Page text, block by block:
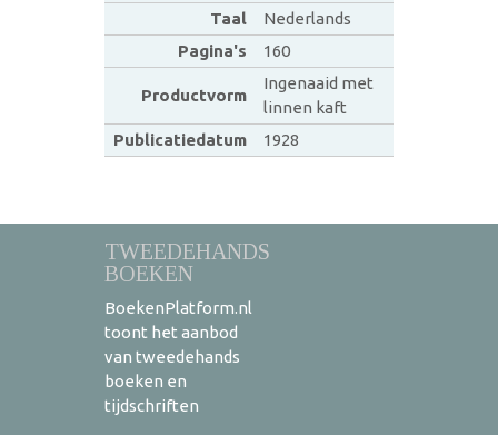
Taal
Nederlands
Pagina's
160
Productvorm
Ingenaaid met
linnen kaft
Publicatiedatum
1928
TWEEDEHANDS
BOEKEN
BoekenPlatform.nl
toont het aanbod
van tweedehands
boeken en
tijdschriften